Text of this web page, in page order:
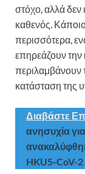
στόχο, αλλά δεν
καθενός.
περισσότερα,
επηρεάζουν
περιλαμβάνουν
κατάσταση της
Διαβάστε
ανησυχία
HKU5-CoV-2